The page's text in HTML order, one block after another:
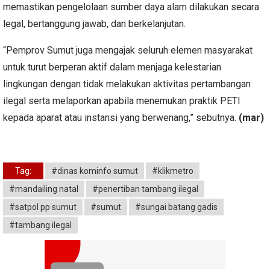
memastikan pengelolaan sumber daya alam dilakukan secara
legal, bertanggung jawab, dan berkelanjutan.
“Pemprov Sumut juga mengajak seluruh elemen masyarakat
untuk turut berperan aktif dalam menjaga kelestarian
lingkungan dengan tidak melakukan aktivitas pertambangan
ilegal serta melaporkan apabila menemukan praktik PETI
kepada aparat atau instansi yang berwenang,” sebutnya. (mar)
Tag: #dinas kominfo sumut
#klikmetro
#mandailing natal
#penertiban tambang ilegal
#satpol pp sumut
#sumut
#sungai batang gadis
#tambang ilegal